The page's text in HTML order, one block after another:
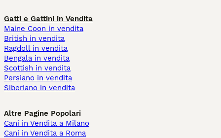
Gatti e Gattini in Vendita
Maine Coon in vendita
British in vendita
Ragdoll in vendita
Bengala in vendita
Scottish in vendita
Persiano in vendita
Siberiano in vendita
Altre Pagine Popolari
Cani in Vendita a Milano
Cani in Vendita a Roma